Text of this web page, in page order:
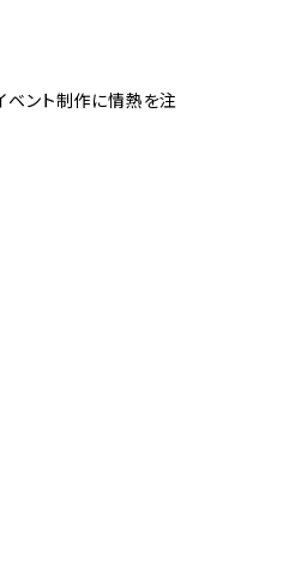
ベント制作に情熱を注